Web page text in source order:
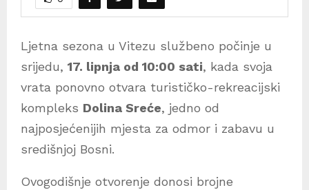
Ljetna sezona u Vitezu službeno počinje u
srijedu, 17. lipnja od 10:00 sati, kada svoja
vrata ponovno otvara turističko-rekreacijski
kompleks Dolina Sreće, jedno od
najposjećenijih mjesta za odmor i zabavu u
središnjoj Bosni.
Ovogodišnje otvorenje donosi brojne